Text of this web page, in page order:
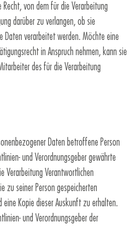
Recht, von dem für die Verarbeitung
darüber zu verlangen, ob sie
Daten verarbeitet werden. Möchte eine
in Anspruch nehmen, kann sie
des für die Verarbeitung
Daten betroffene Person
und Verordnungsgeber gewährte
Verarbeitung Verantwortlichen
zu seiner Person gespeicherten
eine Kopie dieser Auskunft zu erhalten.
und Verordnungsgeber der